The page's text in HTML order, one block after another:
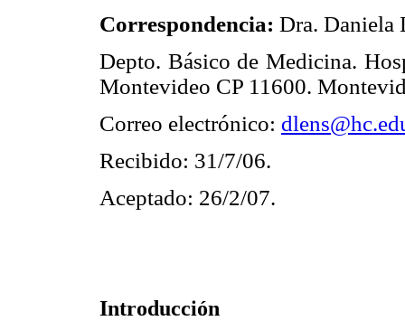
Correspondencia: Dra. Daniela
Depto. Básico de Medicina.
Montevideo CP 11600.
Correo electrónico:
Recibido: 31/7/06.
Aceptado: 26/2/07.
Introducción